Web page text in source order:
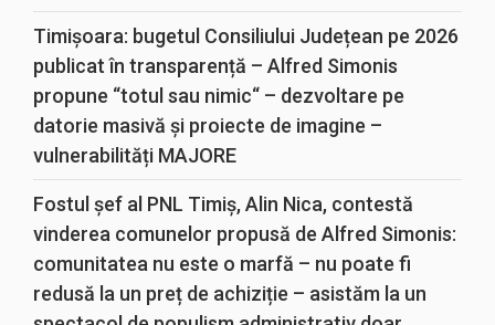
Timișoara: bugetul Consiliului Județean pe 2026
publicat în transparență – Alfred Simonis
propune “totul sau nimic“ – dezvoltare pe
datorie masivă și proiecte de imagine –
vulnerabilități MAJORE
Fostul șef al PNL Timiș, Alin Nica, contestă
vinderea comunelor propusă de Alfred Simonis:
comunitatea nu este o marfă – nu poate fi
redusă la un preț de achiziție – asistăm la un